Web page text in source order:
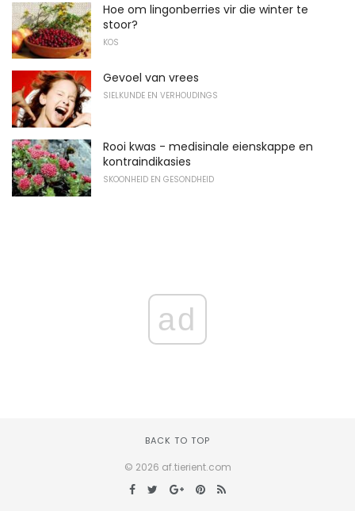
Hoe om lingonberries vir die winter te
stoor?
KOS
Gevoel van vrees
SIELKUNDE EN VERHOUDINGS
Rooi kwas - medisinale eienskappe en
kontraindikasies
SKOONHEID EN GESONDHEID
ad
BACK TO TOP
© 2026 af.tierient.com